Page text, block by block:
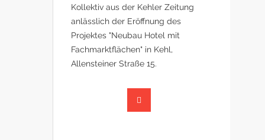
Kollektiv aus der Kehler Zeitung
anlässlich der Eröffnung des
Projektes "Neubau Hotel mit
Fachmarktflächen" in Kehl,
Allensteiner Straße 15.